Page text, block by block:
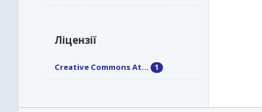
Ліцензії
Creative Commons At... 1